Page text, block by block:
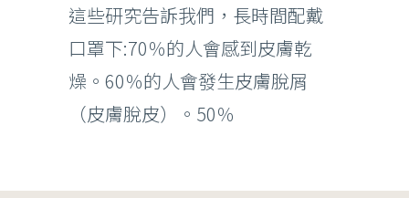
這些研究告訴我們，長時間配戴
口罩下:70％的人會感到皮膚乾
燥。60％的人會發生皮膚脫屑
（皮膚脫皮）。50％